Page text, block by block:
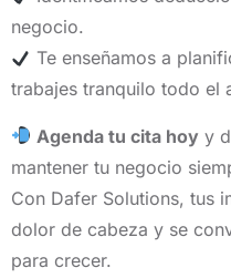
negocio.
Te enseñamos a
trabajes tranquilo todo el
Agenda tu cita hoy y
mantener tu negocio
Con Dafer Solutions, tus
dolor de cabeza y se
para crecer.